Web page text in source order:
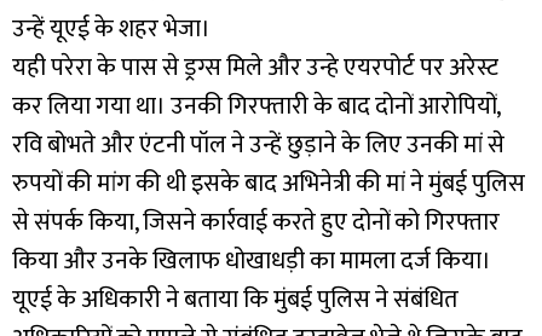
उन्हें यूएई के शहर भेजा।
यही परेरा के पास से ड्रग्स मिले और उन्हे एयरपोर्ट पर अरेस्ट
कर लिया गया था। उनकी गिरफ्तारी के बाद दोनों आरोपियों,
रवि बोभते और एंटनी पॉल ने उन्हें छुड़ाने के लिए उनकी मां से
रुपयों की मांग की थी इसके बाद अभिनेत्री की मां ने मुंबई पुलिस
से संपर्क किया, जिसने कार्रवाई करते हुए दोनों को गिरफ्तार
किया और उनके खिलाफ धोखाधड़ी का मामला दर्ज किया।
यूएई के अधिकारी ने बताया कि मुंबई पुलिस ने संबंधित